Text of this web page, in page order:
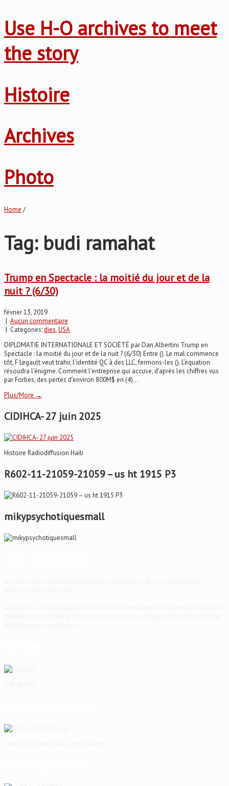
Use H-O archives to meet
the story
Histoire
Archives
Photo
Home /
Tag: budi ramahat
Trump en Spectacle : la moitié du jour et de la
nuit ? (6/30)
février 13, 2019
| Aucun commentaire
| Categories:dies,USA
DIPLOMATIE INTERNATIONALE ET SOCIÉTÉ par Dan Albertini Trump en
Spectacle : la moitié du jour et de la nuit ? (6/30) Entre (). Le mal commence
tôt, F Legault veut trahir, l’identité QC à des LLC, fermons-les (). L’équation
résoudra l’énigme. Comment l’entreprise qui accuse, d’après les chiffres vus
par Forbes, des pertes d’environ 800M$ en (4)...
Plus/More →
CIDIHCA- 27 juin 2025
Histoire Radiodiffusion Haïti
R602-11-21059-21059 – us ht 1915 P3
mikypsychotiquesmall